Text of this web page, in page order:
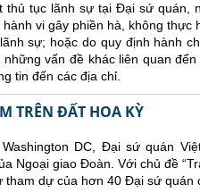
thủ tục lãnh sự tại Đại sứ quán,
vi gây phiền hà, không thực
sự; hoặc do quy định hành
vấn đề khác liên quan
tin đến các địa chỉ.
TRÊN ĐẤT HOA KỲ
DC, Đại sứ quán
Ngoại giao Đoàn. Với chủ đề
tham dự của hơn 40 Đại sứ quán